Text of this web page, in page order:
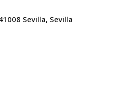
Sevilla, Sevilla